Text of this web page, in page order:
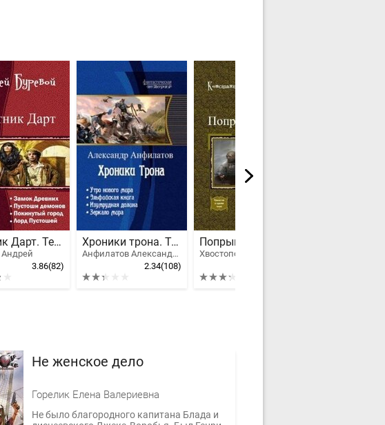
Охотник Дарт. Тетралогия
Андрей
3.86(82)
Хроники трона. Тетралогия
Анфилатов Александр Николаевич
2.34(108)
Не женское дело
Горелик Елена Валериевна
Не было благородного капитана Блада и